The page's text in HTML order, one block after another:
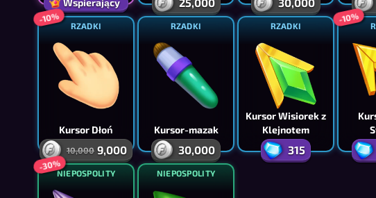
RZADKI
Kursor Dłoń
10,000 9,000
-10%
RZADKI
Kursor-mazak
30,000
RZADKI
Kursor Wisiorek z
Klejnotem
315
-10%
NIEPOSPOLITY
-30%
NIEPOSPOLITY